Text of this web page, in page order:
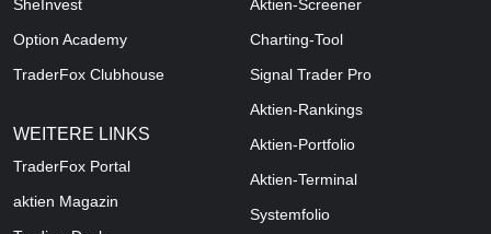
SheInvest
Option Academy
TraderFox Clubhouse
WEITERE LINKS
TraderFox Portal
aktien Magazin
Aktien-Screener
Charting-Tool
Signal Trader Pro
Aktien-Rankings
Aktien-Portfolio
Aktien-Terminal
Systemfolio